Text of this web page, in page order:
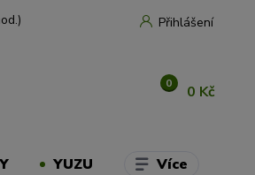
Přihlášení
0 0 Kč
YUZU Více